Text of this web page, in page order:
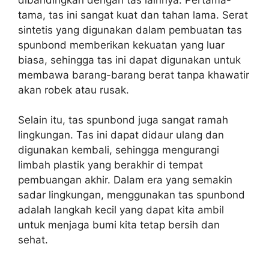
tama, tas ini sangat kuat dan tahan lama. Serat
sintetis yang digunakan dalam pembuatan tas
spunbond memberikan kekuatan yang luar
biasa, sehingga tas ini dapat digunakan untuk
membawa barang-barang berat tanpa khawatir
akan robek atau rusak.
Selain itu, tas spunbond juga sangat ramah
lingkungan. Tas ini dapat didaur ulang dan
digunakan kembali, sehingga mengurangi
limbah plastik yang berakhir di tempat
pembuangan akhir. Dalam era yang semakin
sadar lingkungan, menggunakan tas spunbond
adalah langkah kecil yang dapat kita ambil
untuk menjaga bumi kita tetap bersih dan
sehat.